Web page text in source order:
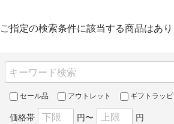
ご指定の検索条件に該当する商品はあり
セール品 アウトレット ギフトラッ
価格帯 円〜 円